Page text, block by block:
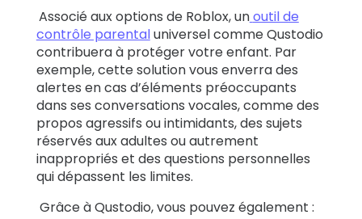
Associé aux options de Roblox, unoutil de
contrôle parentaluniversel comme Qustodio
contribuera à protéger votre enfant. Par
exemple, cette solution vous enverra des
alertes en cas d’éléments préoccupants
dans ses conversations vocales, comme des
propos agressifs ou intimidants, des sujets
réservés aux adultes ou autrement
inappropriés et des questions personnelles
qui dépassent les limites.
Grâce à Qustodio, vous pouvez également :